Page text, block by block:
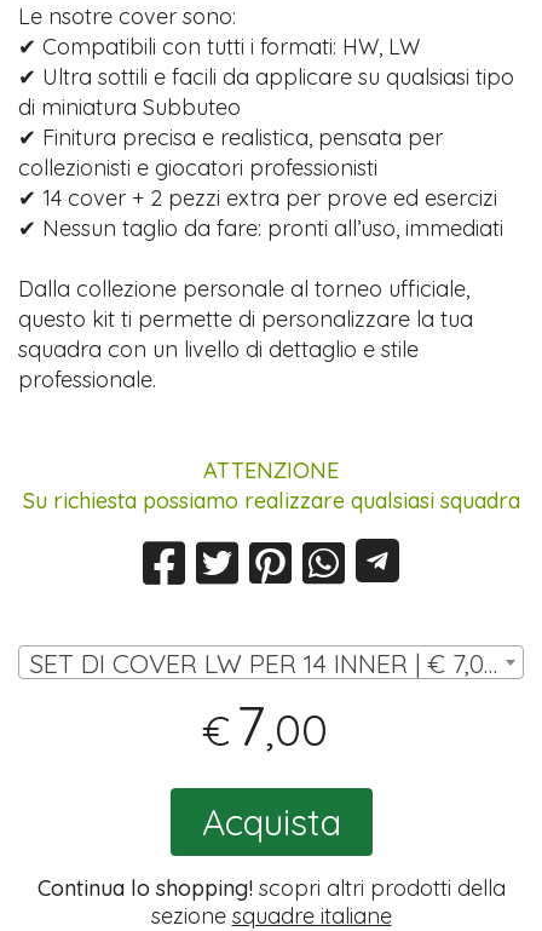
Le nsotre cover sono:
✔ Compatibili con tutti i formati: HW, LW
✔ Ultra sottili e facili da applicare su qualsiasi tipo
di miniatura Subbuteo
✔ Finitura precisa e realistica, pensata per
collezionisti e giocatori professionisti
✔ 14 cover + 2 pezzi extra per prove ed esercizi
✔ Nessun taglio da fare: pronti all’uso, immediati
Dalla collezione personale al torneo ufficiale,
questo kit ti permette di personalizzare la tua
squadra con un livello di dettaglio e stile
professionale.
ATTENZIONE
Su richiesta possiamo realizzare qualsiasi squadra
SET DI COVER LW PER 14 INNER | € 7,00
€ 7,00
Acquista
Continua lo shopping!scopri altri prodotti della
sezione squadre italiane